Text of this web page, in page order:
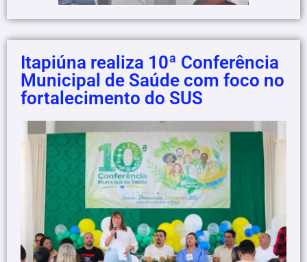
Itapiúna realiza 10ª Conferência
Municipal de Saúde com foco no
fortalecimento do SUS